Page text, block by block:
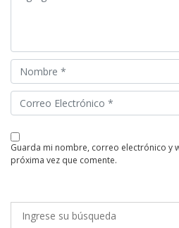
guarda mi nombre, correo electrónico y web en este navegador para la
próxima vez que comente.